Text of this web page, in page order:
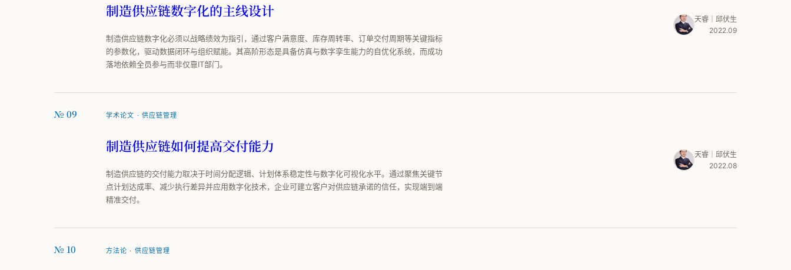
制造供应链数字化的主线设计
制造供应链数字化必须以战略绩效为指引，通过客户满意度、库存周转率、订单交付周期等关键指标
的参数化，驱动数据闭环与组织赋能。其高阶形态是具备仿真与数字孪生能力的自优化系统，而成功
落地依赖全员参与而非仅靠IT部门。
天睿｜邱伏生
2022.09
№ 09 学术论文 · 供应链管理
制造供应链如何提高交付能力
制造供应链的交付能力取决于时间分配逻辑、计划体系稳定性与数字化可视化水平。通过聚焦关键节
点计划达成率、减少执行差异并应用数字化技术，企业可建立客户对供应链承诺的信任，实现端到端
精准交付。
天睿｜邱伏生
2022.08
№ 10 方法论 · 供应链管理